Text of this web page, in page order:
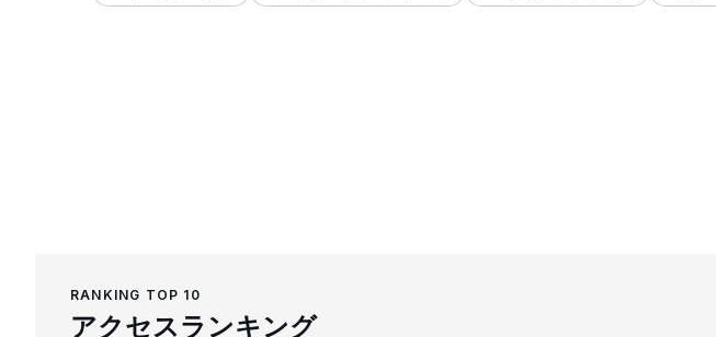
RANKING TOP 10
アクセスランキング